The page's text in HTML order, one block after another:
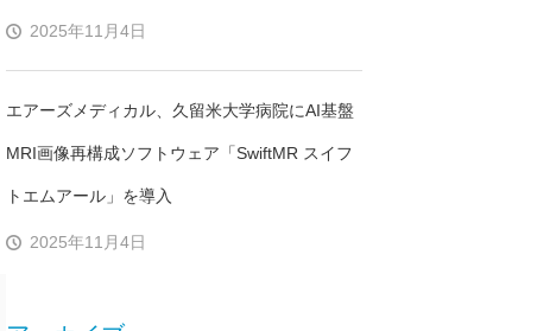
2025年11月4日
エアーズメディカル、久留米大学病院にAI基盤
MRI画像再構成ソフトウェア「SwiftMR スイフ
トエムアール」を導入
2025年11月4日